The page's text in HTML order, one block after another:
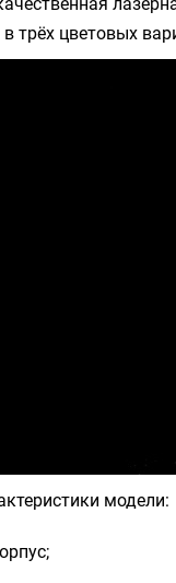
трёх цветовых
модели: